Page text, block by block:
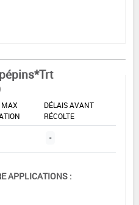
MAX
DÉLAIS AVANT
RÉCOLTE
-
APPLICATIONS :